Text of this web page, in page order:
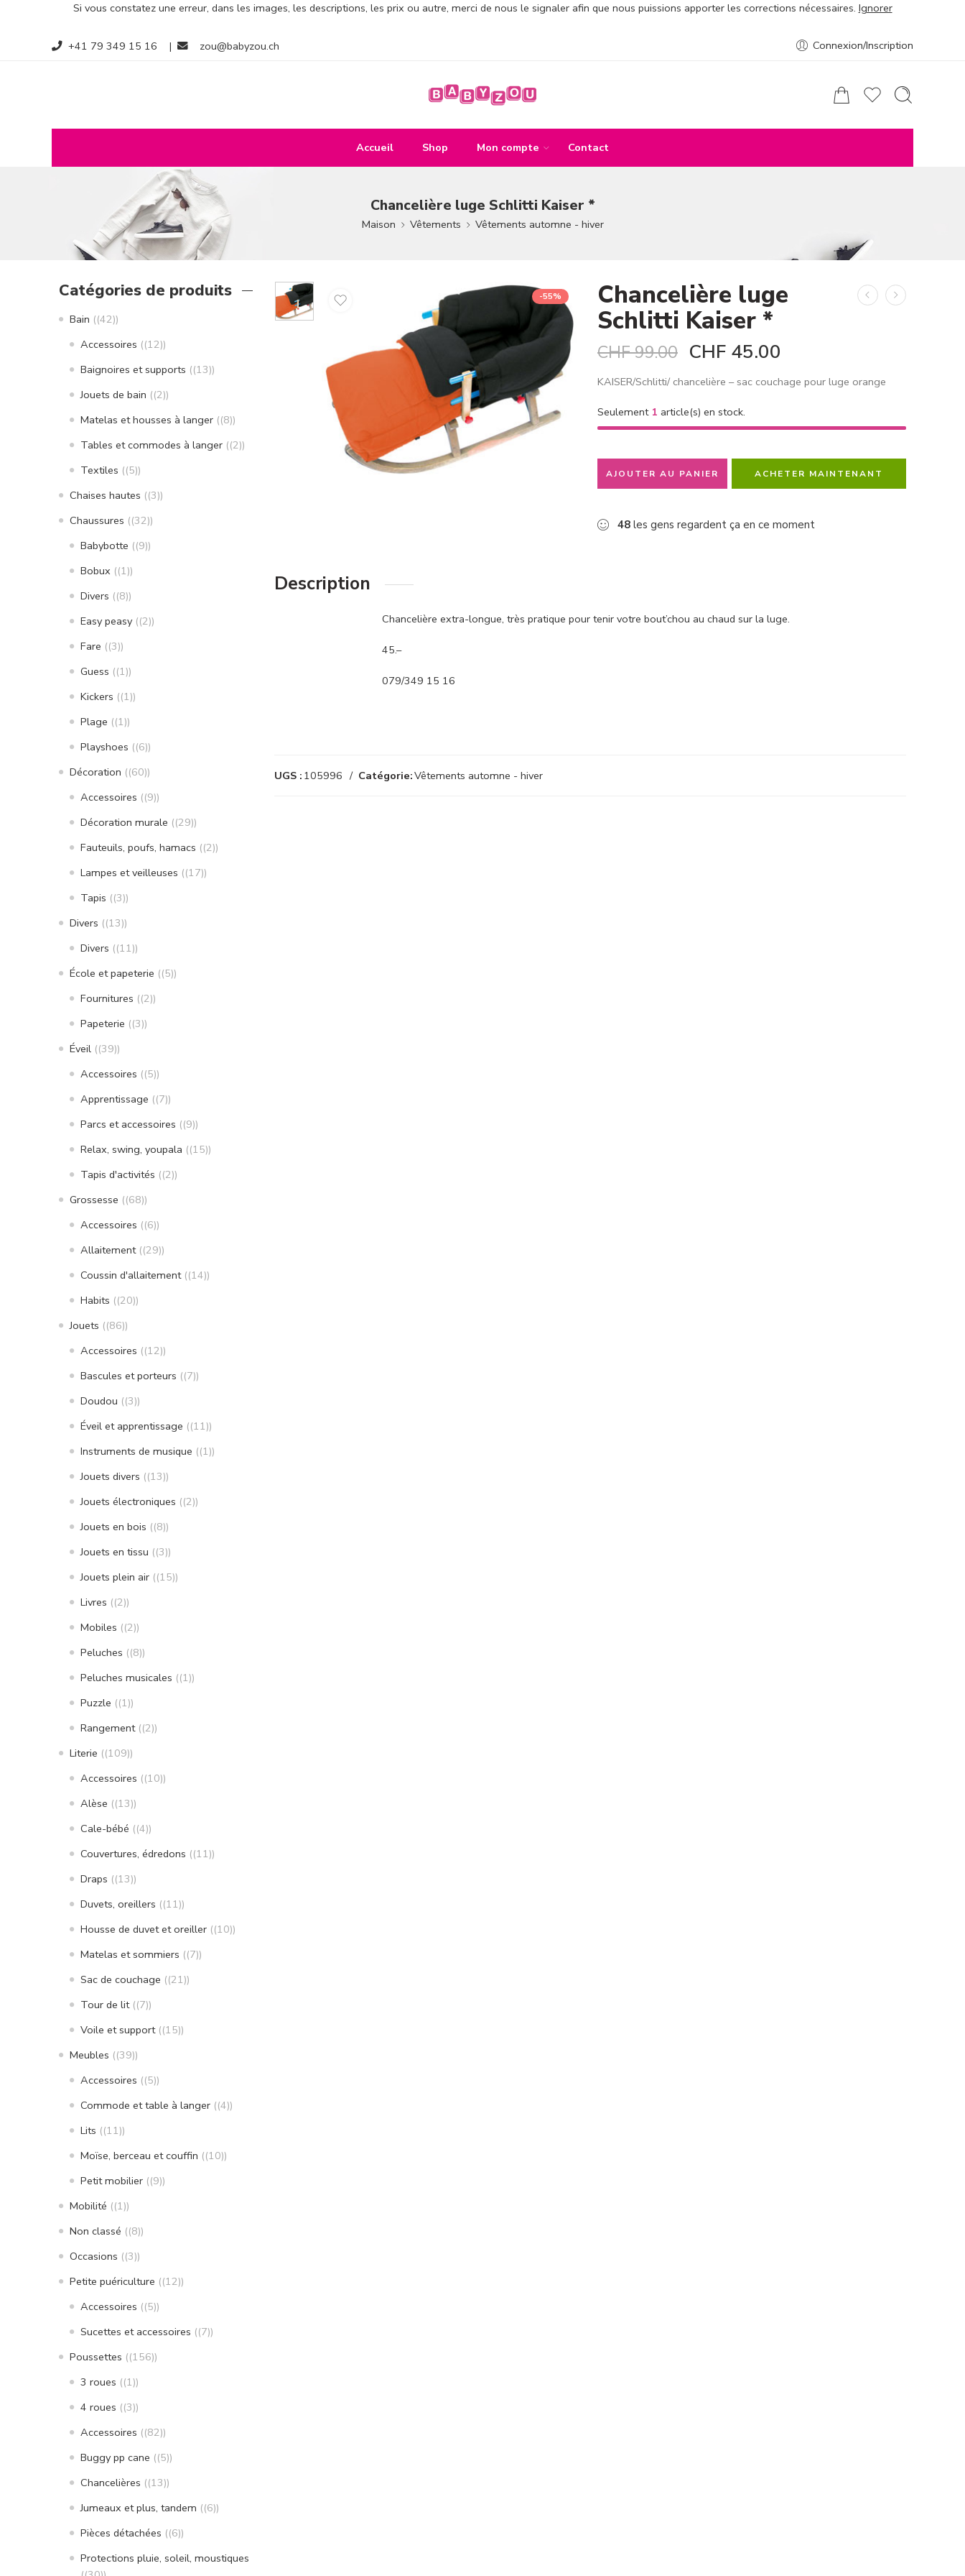
Si vous constatez une erreur, dans les images, les descriptions, les prix ou autre, merci de nous le signaler afin que nous puissions apporter les corrections nécessaires. Ignorer
+41 79 349 15 16 | zou@babyzou.ch Connexion/Inscription
Accueil Shop Mon compte Contact
Chancelière luge Schlitti Kaiser *
Maison Vêtements Vêtements automne - hiver
-55% Chancelière luge
Schlitti Kaiser *
CHF99.00 CHF 45.00
KAISER/Schlitti/ chancelière – sac couchage pour luge orange
Seulement 1 article(s) en stock.
AJOUTER AU PANIER ACHETER MAINTENANT
48 les gens regardent ça en ce moment
Description
Chancelière extra-longue, très pratique pour tenir votre bout’chou au chaud sur la luge.
45.–
079/349 15 16
UGS : 105996 Catégorie:Vêtements automne - hiver
Catégories de produits
Bain (42)
Accessoires (12)
Baignoires et supports (13)
Jouets de bain (2)
Matelas et housses à langer (8)
Tables et commodes à langer (2)
Textiles (5)
Chaises hautes (3)
Chaussures (32)
Babybotte (9)
Bobux (1)
Divers (8)
Easy peasy (2)
Fare (3)
Guess (1)
Kickers (1)
Plage (1)
Playshoes (6)
Décoration (60)
Accessoires (9)
Décoration murale (29)
Fauteuils, poufs, hamacs (2)
Lampes et veilleuses (17)
Tapis (3)
Divers (13)
Divers (11)
École et papeterie (5)
Fournitures (2)
Papeterie (3)
Éveil (39)
Accessoires (5)
Apprentissage (7)
Parcs et accessoires (9)
Relax, swing, youpala (15)
Tapis d'activités (2)
Grossesse (68)
Accessoires (6)
Allaitement (29)
Coussin d'allaitement (14)
Habits (20)
Jouets (86)
Accessoires (12)
Bascules et porteurs (7)
Doudou (3)
Éveil et apprentissage (11)
Instruments de musique (1)
Jouets divers (13)
Jouets électroniques (2)
Jouets en bois (8)
Jouets en tissu (3)
Jouets plein air (15)
Livres (2)
Mobiles (2)
Peluches (8)
Peluches musicales (1)
Puzzle (1)
Rangement (2)
Literie (109)
Accessoires (10)
Alèse (13)
Cale-bébé (4)
Couvertures, édredons (11)
Draps (13)
Duvets, oreillers (11)
Housse de duvet et oreiller (10)
Matelas et sommiers (7)
Sac de couchage (21)
Tour de lit (7)
Voile et support (15)
Meubles (39)
Accessoires (5)
Commode et table à langer (4)
Lits (11)
Moïse, berceau et couffin (10)
Petit mobilier (9)
Mobilité (1)
Non classé (8)
Occasions (3)
Petite puériculture (12)
Accessoires (5)
Sucettes et accessoires (7)
Poussettes (156)
3 roues (1)
4 roues (3)
Accessoires (82)
Buggy pp cane (5)
Chancelières (13)
Jumeaux et plus, tandem (6)
Pièces détachées (6)
Protections pluie, soleil, moustiques